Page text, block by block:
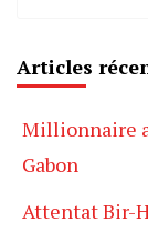
Articles
Millionnaire
Gabon
Attentat Bir-